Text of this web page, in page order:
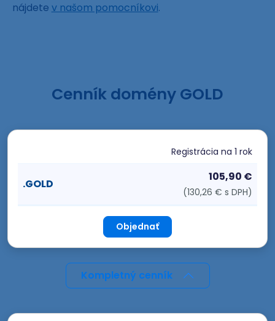
nájdete v našom pomocníkovi.
Cenník domény GOLD
Registrácia na 1 rok
.GOLD
105,90 €
(130,26 € s DPH)
Objednať
Kompletný cenník